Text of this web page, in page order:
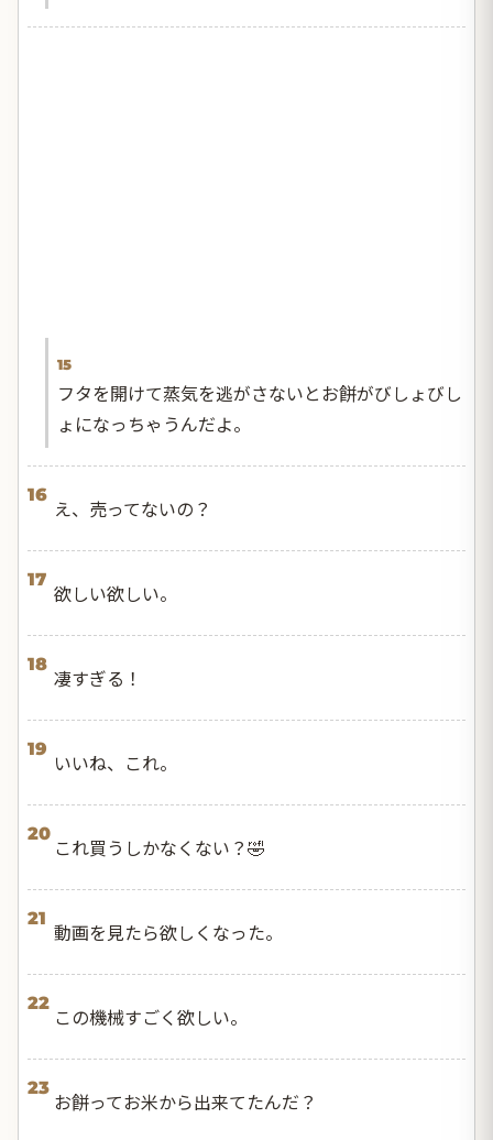
15
フタを開けて蒸気を逃がさないとお餅がびしょびし
ょになっちゃうんだよ。
16
え、売ってないの？
17
欲しい欲しい。
18
凄すぎる！
19
いいね、これ。
20
これ買うしかなくない？🤣
21
動画を見たら欲しくなった。
22
この機械すごく欲しい。
23
お餅ってお米から出来てたんだ？